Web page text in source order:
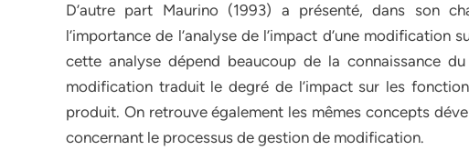
D’autre part Maurino (1993) a présenté, dans son
l’importance de l’analyse de l’impact d’une modification
cette analyse dépend beaucoup de la connaissance
modification traduit le degré de l’impact sur les
produit. On retrouve également les mêmes concepts
concernant le processus de gestion de modification.